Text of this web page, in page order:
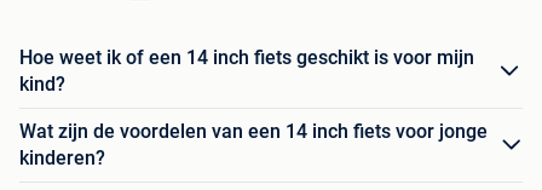
Hoe weet ik of een 14 inch fiets geschikt is voor mijn
kind?
Wat zijn de voordelen van een 14 inch fiets voor jonge
kinderen?